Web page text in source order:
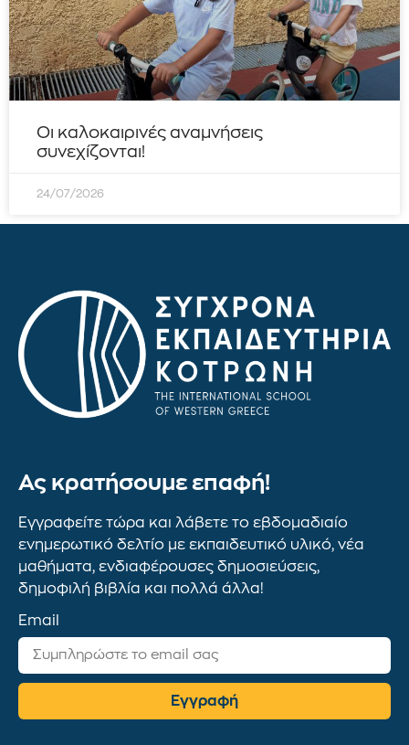
Οι καλοκαιρινές αναμνήσεις
συνεχίζονται!
24/07/2026
Ας κρατήσουμε επαφή!
Εγγραφείτε τώρα και λάβετε το εβδομαδιαίο
ενημερωτικό δελτίο με εκπαιδευτικό υλικό, νέα
μαθήματα, ενδιαφέρουσες δημοσιεύσεις,
δημοφιλή βιβλία και πολλά άλλα!
Email
Εγγραφή